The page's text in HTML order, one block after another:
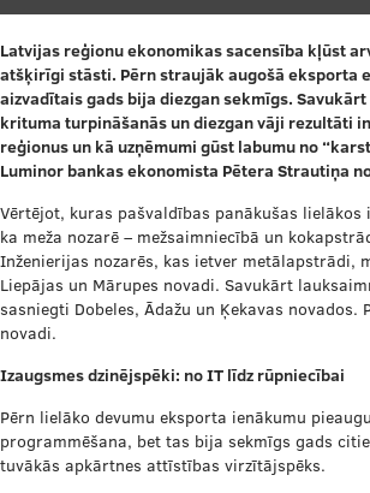
Latvijas reģionu ekonomikas sacensība kļūst
atšķirīgi stāsti. Pērn straujāk augošā eksporta
aizvadītais gads bija diezgan sekmīgs.
krituma turpināšanās un diezgan vāji rezultāti
reģionus un kā uzņēmumi gūst labumu no
Luminor bankas ekonomista Pētera Strautiņa
Vērtējot, kuras pašvaldības panākušas
ka meža nozarē – mežsaimniecībā un
Inženierijas nozarēs, kas ietver metālapstrādi,
Liepājas un Mārupes novadi. Savukārt
sasniegti Dobeles, Ādažu un Ķekavas
novadi.
Izaugsmes dzinējspēki: no IT līdz rūpniecībai
Pērn lielāko devumu eksporta ienākumu
programmēšana, bet tas bija sekmīgs gads
tuvākās apkārtnes attīstības virzītājspēks.